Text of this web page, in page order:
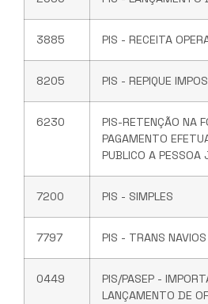
3885 PIS - RECEITA
8205 PIS - REPIQUE
6230
PIS-RETENÇÃO NA
PAGAMENTO
PUBLICO A PESSOA
7200 PIS - SIMPLES
7797 PIS - TRANS NAVIOS
0449
PIS/PASEP -
LANÇAMENTO DE